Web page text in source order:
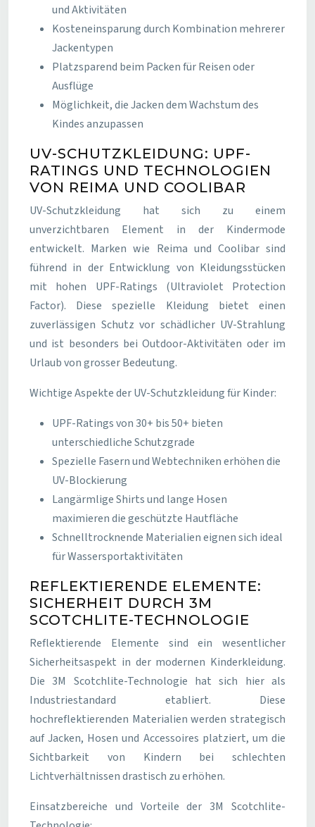
und Aktivitäten
Kosteneinsparung durch Kombination mehrerer
Jackentypen
Platzsparend beim Packen für Reisen oder
Ausflüge
Möglichkeit, die Jacken dem Wachstum des
Kindes anzupassen
UV-SCHUTZKLEIDUNG: UPF-
RATINGS UND TECHNOLOGIEN
VON REIMA UND COOLIBAR
UV-Schutzkleidung hat sich zu einem
unverzichtbaren Element in der Kindermode
entwickelt. Marken wie Reima und Coolibar sind
führend in der Entwicklung von Kleidungsstücken
mit hohen UPF-Ratings (Ultraviolet Protection
Factor). Diese spezielle Kleidung bietet einen
zuverlässigen Schutz vor schädlicher UV-Strahlung
und ist besonders bei Outdoor-Aktivitäten oder im
Urlaub von grosser Bedeutung.
Wichtige Aspekte der UV-Schutzkleidung für Kinder:
UPF-Ratings von 30+ bis 50+ bieten
unterschiedliche Schutzgrade
Spezielle Fasern und Webtechniken erhöhen die
UV-Blockierung
Langärmlige Shirts und lange Hosen
maximieren die geschützte Hautfläche
Schnelltrocknende Materialien eignen sich ideal
für Wassersportaktivitäten
REFLEKTIERENDE ELEMENTE:
SICHERHEIT DURCH 3M
SCOTCHLITE-TECHNOLOGIE
Reflektierende Elemente sind ein wesentlicher
Sicherheitsaspekt in der modernen Kinderkleidung.
Die 3M Scotchlite-Technologie hat sich hier als
Industriestandard etabliert. Diese
hochreflektierenden Materialien werden strategisch
auf Jacken, Hosen und Accessoires platziert, um die
Sichtbarkeit von Kindern bei schlechten
Lichtverhältnissen drastisch zu erhöhen.
Einsatzbereiche und Vorteile der 3M Scotchlite-